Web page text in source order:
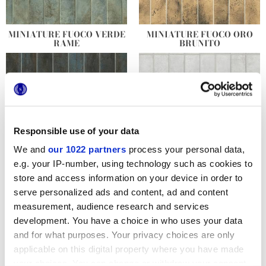
Responsible use of your data
We and our 1022 partners process your personal data,
e.g. your IP-number, using technology such as cookies to
store and access information on your device in order to
serve personalized ads and content, ad and content
measurement, audience research and services
development. You have a choice in who uses your data
and for what purposes. Your privacy choices are only
applicable on this digital property where you have made
MINIATURE FUOCO VERDE
RAME
MINIATURE FUOCO ORO
BRUNITO
MINIATURE FUOCO BLU
IRON
MINIATURE FUOCO
BIANCO ARGENTEO